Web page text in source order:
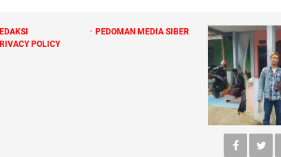
PEDOMAN MEDIA SIBER
POLICY